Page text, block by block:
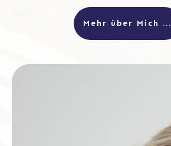
Mehr über Mich ...